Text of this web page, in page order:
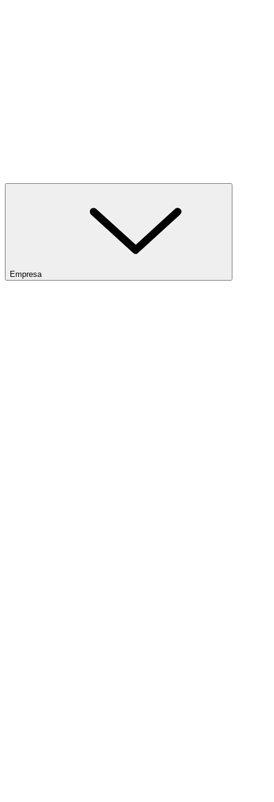
Empresa